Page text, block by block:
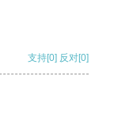
支持[0] 反对[0]